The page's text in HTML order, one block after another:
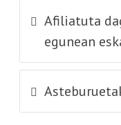
Afiliatuta
egunean